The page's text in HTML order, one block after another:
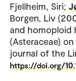
Fjellheim, Siri;
Borgen, Liv
and homoploid
(Asteraceae)
journal of the
https://doi.org/